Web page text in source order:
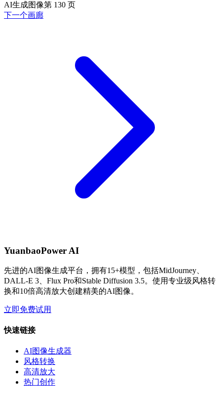
AI生成图像第 130 页
下一个画廊
YuanbaoPower AI
先进的AI图像生成平台，拥有15+模型，包括MidJourney、
DALL-E 3、Flux Pro和Stable Diffusion 3.5。使用专业级风格转
换和10倍高清放大创建精美的AI图像。
立即免费试用
快速链接
AI图像生成器
风格转换
高清放大
热门创作